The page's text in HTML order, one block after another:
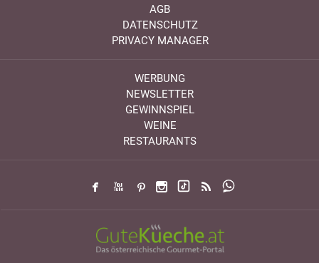
AGB
DATENSCHUTZ
PRIVACY MANAGER
WERBUNG
NEWSLETTER
GEWINNSPIEL
WEINE
RESTAURANTS